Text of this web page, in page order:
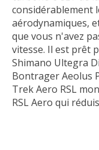
considérablement
aérodynamiques,
que vous n'avez
vitesse. Il est prêt
Shimano Ultegra
Bontrager Aeolus
Trek Aero RSL
RSL Aero qui